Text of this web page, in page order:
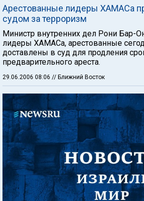
Арестованные лидеры ХАМАСа
судом за терроризм
Министр внутренних дел Рони Бар-
лидеры ХАМАСа, арестованные
доставлены в суд для продления
предварительного ареста.
29.06.2006 08:06 // Ближний Восток